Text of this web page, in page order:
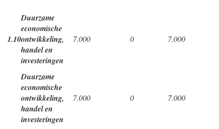
1.10
Duurzame
economische
ontwikkeling,
handel en
investeringen
7.000 0 7.000
Duurzame
economische
ontwikkeling,
handel en
investeringen
7.000 0 7.000